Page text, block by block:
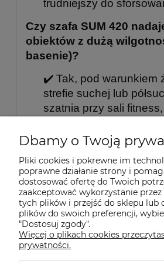
trudniejszy do
Czy szafa SUM 420
obiektów z dużą
basenie)?
✔️ Tak, pod warunkiem
strefie suchej lub
szatnia przy sali
malowana proszkowo i
perforacja drzwi dobrze
typową wilgotnością w
basenowych i
Czy można zamówić
kolorach klubu lub
szkolnych?
✔️ Tak,szafy SUM 420
Dbamy o Twoją
Pliki cookies i pokrewne im
poprawne działanie strony i
dostosować ofertę do Twoich
zaakceptować wykorzystanie
tych plików i przejść do sklepu lub
plików do swoich preferencji,
"Dostosuj zgody".
Więcej o plikach cookies
prywatności.